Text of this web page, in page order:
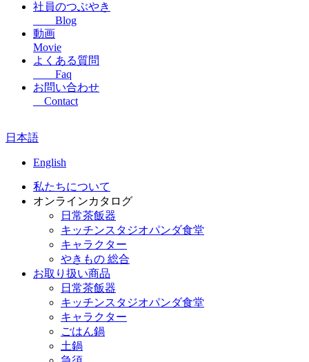
社員のつぶやき
Blog
動画
Movie
よくある質問
Faq
お問い合わせ
Contact
日本語
English
私たちについて
オンラインカタログ
日常茶飯器
キッチンスタジオパンダ食堂
キャラクター
やきもの 総合
お取り扱い商品
日常茶飯器
キッチンスタジオパンダ食堂
キャラクター
ごはん鍋
土鍋